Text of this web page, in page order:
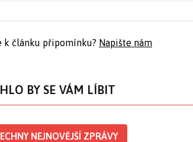
k článku připomínku? Napište nám
BY SE VÁM LÍBIT
NEJNOVĚJŠÍ ZPRÁVY